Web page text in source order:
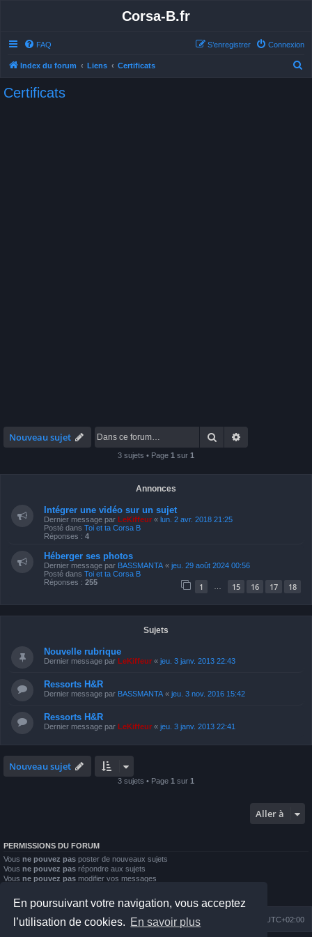
En poursuivant votre navigation, vous acceptez
l’utilisation de cookies. En savoir plus
Corsa-B.fr
FAQ Connexion
S’enregistrer
Index du forum Liens Certificats
Certificats
Nouveau sujet Rechercher
3 sujets • Page 1 sur 1
Annonces
Intégrer une vidéo sur un sujet
Dernier message par LeKiffeur « lun. 2 avr. 2018 21:25
Posté dans Toi et ta Corsa B
Réponses : 4
Héberger ses photos
Dernier message par BASSMANTA « jeu. 29 août 2024 00:56
Posté dans Toi et ta Corsa B
Réponses : 255 1 15 16 17 18
Sujets
Nouvelle rubrique
Dernier message par LeKiffeur « jeu. 3 janv. 2013 22:43
Ressorts H&R
Dernier message par BASSMANTA « jeu. 3 nov. 2016 15:42
Ressorts H&R
Dernier message par LeKiffeur « jeu. 3 janv. 2013 22:41
Nouveau sujet
3 sujets • Page 1 sur 1
Aller à
PERMISSIONS DU FORUM
Vous ne pouvez pas poster de nouveaux sujets
Vous ne pouvez pas répondre aux sujets
Vous ne pouvez pas modifier vos messages
Vous
ne pouvez pas joindre des fichiers
Index du forum UTC+02:00
Nous contacter